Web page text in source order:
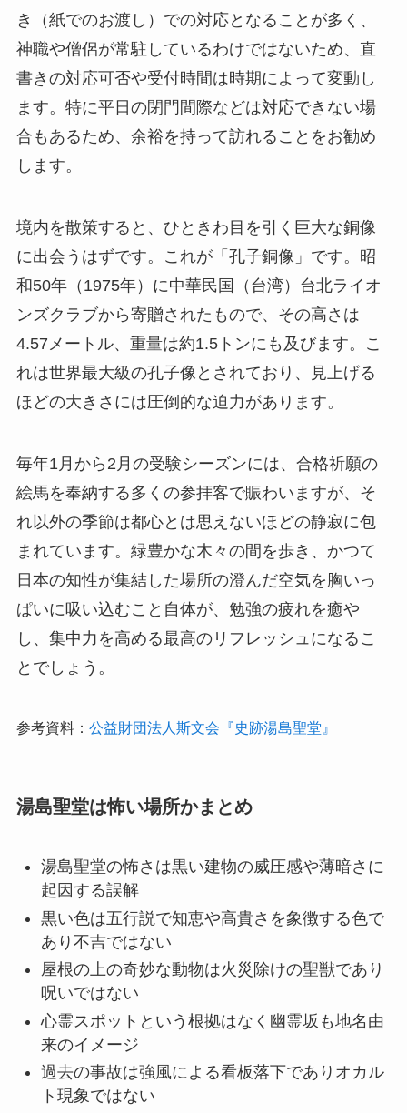
き（紙でのお渡し）での対応となることが多く、
神職や僧侶が常駐しているわけではないため、直
書きの対応可否や受付時間は時期によって変動し
ます。特に平日の閉門間際などは対応できない場
合もあるため、余裕を持って訪れることをお勧め
します。
境内を散策すると、ひときわ目を引く巨大な銅像
に出会うはずです。これが「孔子銅像」です。昭
和50年（1975年）に中華民国（台湾）台北ライオ
ンズクラブから寄贈されたもので、その高さは
4.57メートル、重量は約1.5トンにも及びます。こ
れは世界最大級の孔子像とされており、見上げる
ほどの大きさには圧倒的な迫力があります。
毎年1月から2月の受験シーズンには、合格祈願の
絵馬を奉納する多くの参拝客で賑わいますが、そ
れ以外の季節は都心とは思えないほどの静寂に包
まれています。緑豊かな木々の間を歩き、かつて
日本の知性が集結した場所の澄んだ空気を胸いっ
ぱいに吸い込むこと自体が、勉強の疲れを癒や
し、集中力を高める最高のリフレッシュになるこ
とでしょう。
参考資料： 公益財団法人斯文会『史跡湯島聖堂』
湯島聖堂は怖い場所かまとめ
湯島聖堂の怖さは黒い建物の威圧感や薄暗さに
起因する誤解
黒い色は五行説で知恵や高貴さを象徴する色で
あり不吉ではない
屋根の上の奇妙な動物は火災除けの聖獣であり
呪いではない
心霊スポットという根拠はなく幽霊坂も地名由
来のイメージ
過去の事故は強風による看板落下でありオカル
ト現象ではない